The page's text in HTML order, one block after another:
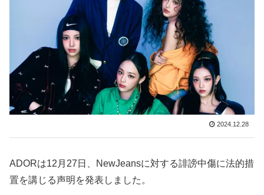
2024.12.28
ADORは12月27日、NewJeansに対する誹謗中傷に法的措
置を講じる声明を発表しました。